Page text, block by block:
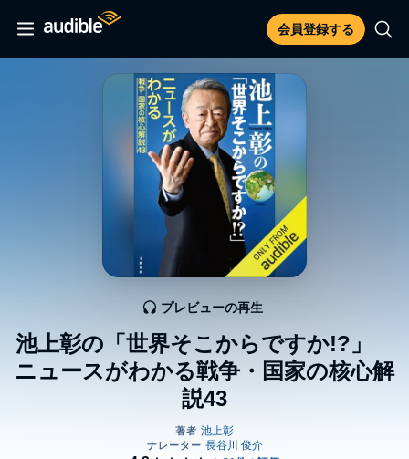
会員登録する
池上彰の「世界そこからですか!?」
ニュースがわかる戦争・国家の核心解
説43
プレビューの再生